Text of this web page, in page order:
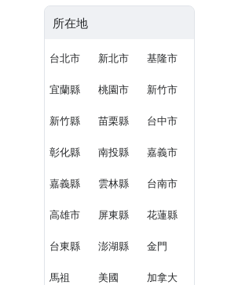
所在地
台北市 新北市 基隆市
宜蘭縣 桃園市 新竹市
新竹縣 苗栗縣 台中市
彰化縣 南投縣 嘉義市
嘉義縣 雲林縣 台南市
高雄市 屏東縣 花蓮縣
台東縣 澎湖縣 金門
馬祖 美國 加拿大